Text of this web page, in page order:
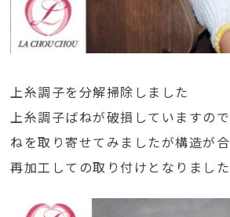
上糸調子を分解掃除しました
上糸調子ばねが破損していますの
ねを取り寄せてみましたが構造が
再加工しての取り付けとなりました